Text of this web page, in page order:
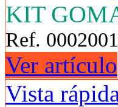
KIT
Ref.
Ver artículo
Vista